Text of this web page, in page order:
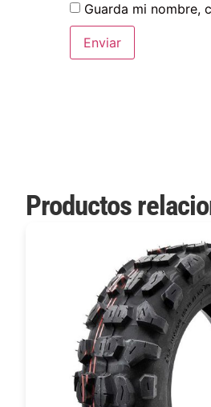
Guarda mi nombre,
Productos